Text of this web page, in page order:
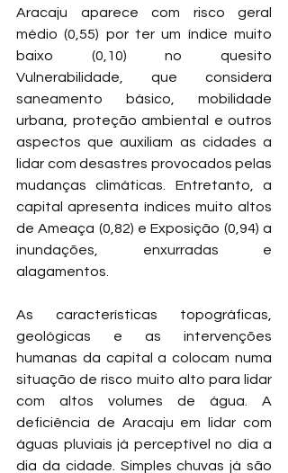
Aracaju aparece com risco geral
médio (0,55) por ter um índice muito
baixo (0,10) no quesito
Vulnerabilidade, que considera
saneamento básico, mobilidade
urbana, proteção ambiental e outros
aspectos que auxiliam as cidades a
lidar com desastres provocados pelas
mudanças climáticas. Entretanto, a
capital apresenta índices muito altos
de Ameaça (0,82) e Exposição (0,94) a
inundações, enxurradas e
alagamentos.
As características topográficas,
geológicas e as intervenções
humanas da capital a colocam numa
situação de risco muito alto para lidar
com altos volumes de água. A
deficiência de Aracaju em lidar com
águas pluviais já perceptível no dia a
dia da cidade. Simples chuvas já são